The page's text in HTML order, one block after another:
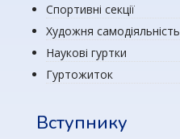
Спортивні секції
Художня самодіяльність
Наукові гуртки
Гуртожиток
Вступнику